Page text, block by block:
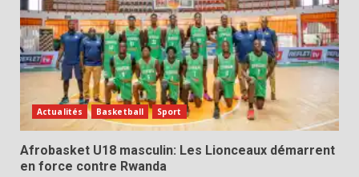
Actualités Basketball Sport
Afrobasket U18 masculin: Les Lionceaux démarrent
en force contre Rwanda